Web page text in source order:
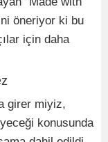
öneriyor ki bu
için daha
girer miyiz,
konusunda